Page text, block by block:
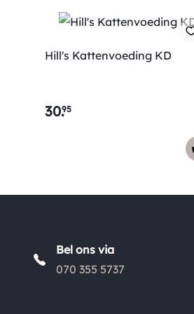
Hill's Kattenvoeding KD
30.95
Bel ons via
070 355 5737